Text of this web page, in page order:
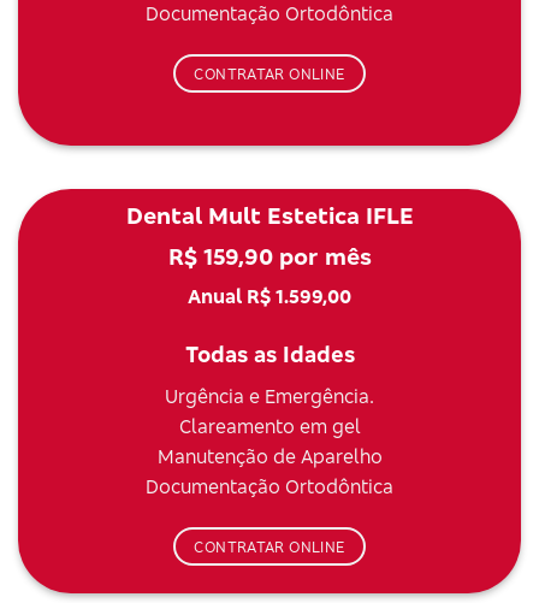
Documentação Ortodôntica
CONTRATAR ONLINE
Dental Mult Estetica IFLE
R$ 159,90 por mês
Anual R$ 1.599,00
Todas as Idades
Urgência e Emergência.
Clareamento em gel
Manutenção de Aparelho
Documentação Ortodôntica
CONTRATAR ONLINE